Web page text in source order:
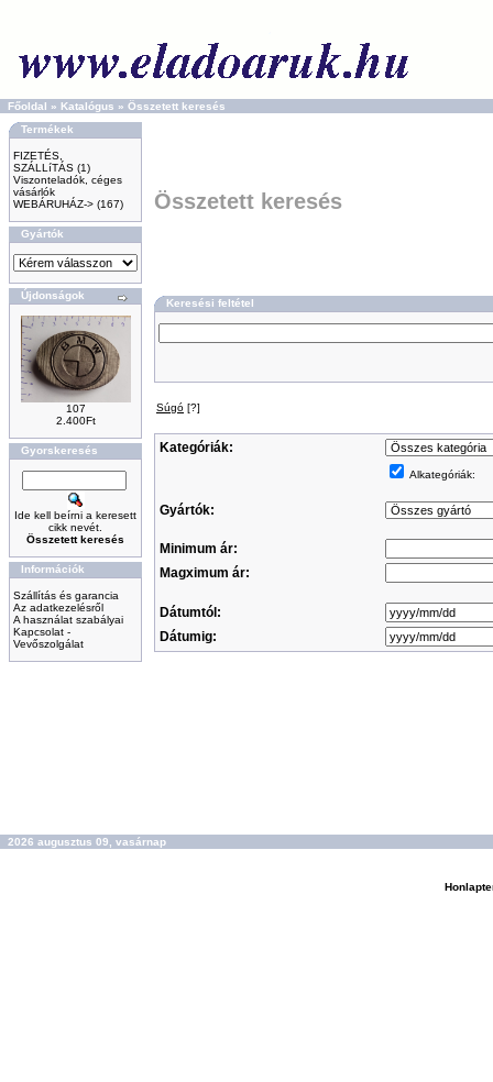
Főoldal » Katalógus » Összetett keresés
Termékek
FIZETÉS,
SZÁLLíTÁS (1)
Viszonteladók, céges
vásárlók
WEBÁRUHÁZ-> (167)
Gyártók
Újdonságok
107
2.400Ft
Gyorskeresés
Ide kell beírni a keresett
cikk nevét.
Összetett keresés
Információk
Szállítás és garancia
Az adatkezelésről
A használat szabályai
Kapcsolat -
Vevőszolgálat
Összetett keresés
Keresési feltétel
Súgó [?]
Kategóriák:
Alkategóriák:
Gyártók:
Minimum ár:
Magximum ár:
Dátumtól:
Dátumig:
2026 augusztus 09, vasárnap